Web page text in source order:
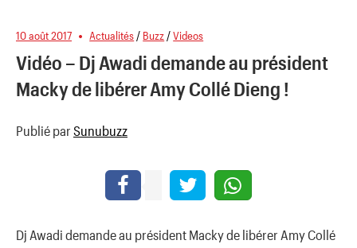
10 août 2017 Actualités / Buzz /Videos
Vidéo – Dj Awadi demande au président
Macky de libérer Amy Collé Dieng !
Publié par Sunubuzz
Dj Awadi demande au président Macky de libérer Amy Collé